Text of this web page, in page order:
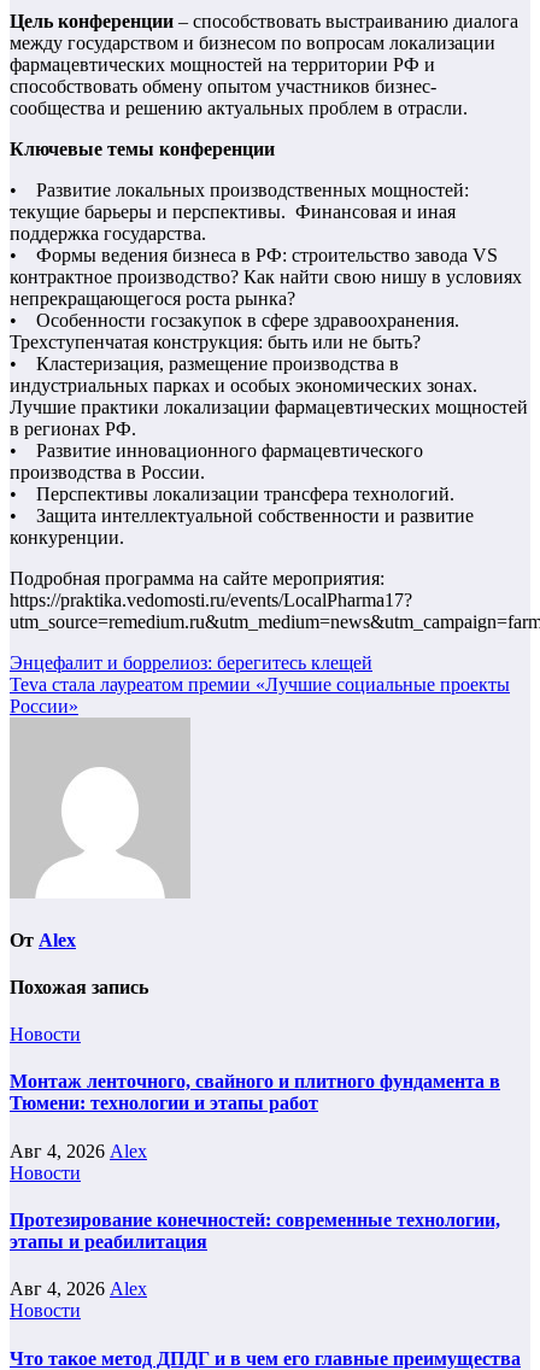
Цель конференции – способствовать выстраиванию диалога
между государством и бизнесом по вопросам локализации
фармацевтических мощностей на территории РФ и
способствовать обмену опытом участников бизнес-
сообщества и решению актуальных проблем в отрасли.
Ключевые темы конференции
• Развитие локальных производственных мощностей:
текущие барьеры и перспективы. Финансовая и иная
поддержка государства.
• Формы ведения бизнеса в РФ: строительство завода VS
контрактное производство? Как найти свою нишу в условиях
непрекращающегося роста рынка?
• Особенности госзакупок в сфере здравоохранения.
Трехступенчатая конструкция: быть или не быть?
• Кластеризация, размещение производства в
индустриальных парках и особых экономических зонах.
Лучшие практики локализации фармацевтических мощностей
в регионах РФ.
• Развитие инновационного фармацевтического
производства в России.
• Перспективы локализации трансфера технологий.
• Защита интеллектуальной собственности и развитие
конкуренции.
Подробная программа на сайте мероприятия:
https://praktika.vedomosti.ru/events/LocalPharma17?
Навигация
по
Энцефалит и боррелиоз: берегитесь клещей
Teva стала лауреатом премии «Лучшие социальные проекты
России»
От Alex
Похожая запись
Новости
Монтаж ленточного, свайного и плитного фундамента в
Тюмени: технологии и этапы работ
Авг 4, 2026 Alex
Новости
Протезирование конечностей: современные технологии,
этапы и реабилитация
Авг 4, 2026 Alex
Новости
Что такое метод ДПДГ и в чем его главные преимущества